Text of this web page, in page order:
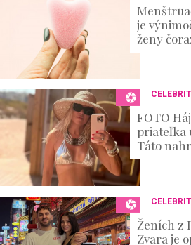
je
ženy
skúšajú?
FOTO
priateľka
Táto
Ženích z
Zvara je